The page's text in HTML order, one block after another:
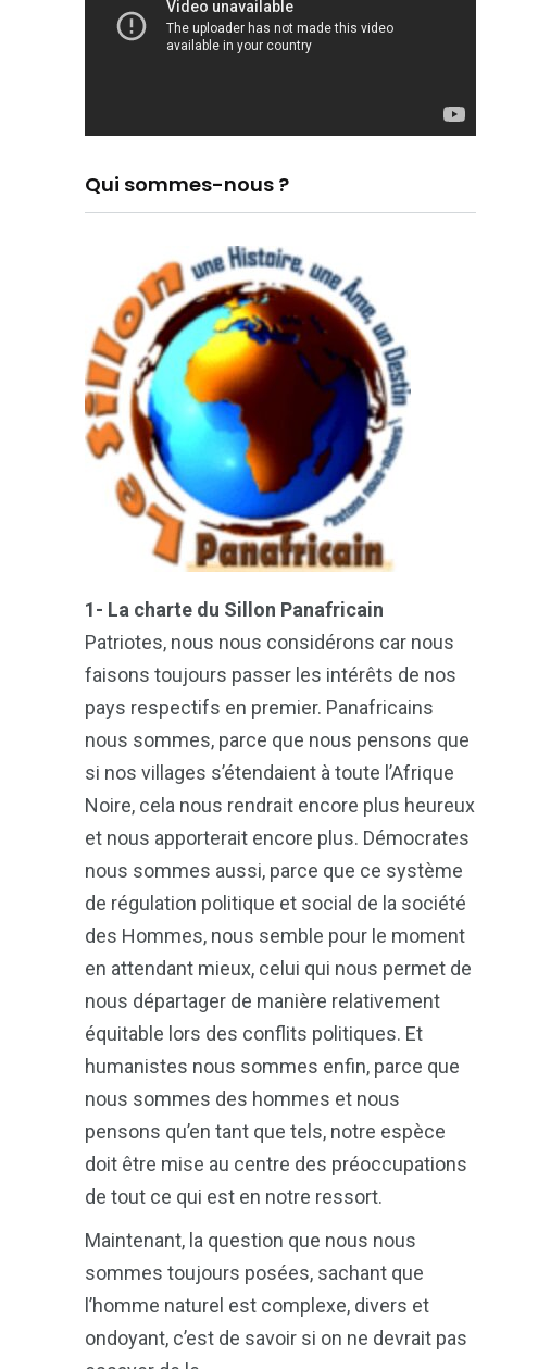
Qui sommes-nous ?
1- La charte du Sillon Panafricain
Patriotes, nous nous considérons car nous
faisons toujours passer les intérêts de nos
pays respectifs en premier. Panafricains
nous sommes, parce que nous pensons que
si nos villages s’étendaient à toute l’Afrique
Noire, cela nous rendrait encore plus heureux
et nous apporterait encore plus. Démocrates
nous sommes aussi, parce que ce système
de régulation politique et social de la société
des Hommes, nous semble pour le moment
en attendant mieux, celui qui nous permet de
nous départager de manière relativement
équitable lors des conflits politiques. Et
humanistes nous sommes enfin, parce que
nous sommes des hommes et nous
pensons qu’en tant que tels, notre espèce
doit être mise au centre des préoccupations
de tout ce qui est en notre ressort.
Maintenant, la question que nous nous
sommes toujours posées, sachant que
l’homme naturel est complexe, divers et
ondoyant, c’est de savoir si on ne devrait pas